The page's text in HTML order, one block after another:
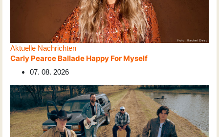
Aktuelle Nachrichten
Carly Pearce Ballade Happy For Myself
07. 08. 2026